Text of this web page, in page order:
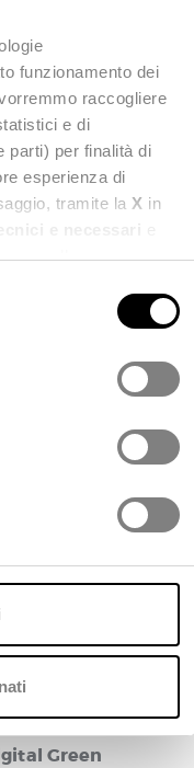
funzionamento dei
raccogliere
e di
parti) per finalità di
esperienza di
tramite la X in
pannello per
la nostra
Privacy
della
un robusto e
modalità
favore di sistemi
di
regionali del
dovuto
Green